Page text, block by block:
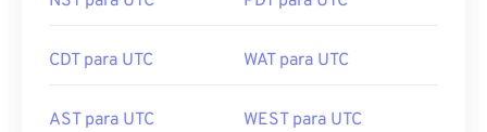
CDT para UTC WAT para UTC
AST para UTC WEST para UTC